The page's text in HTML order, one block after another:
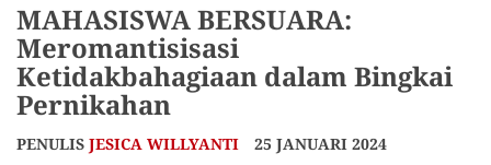
MAHASISWA BERSUARA:
Meromantisisasi
Ketidakbahagiaan dalam Bingkai
Pernikahan
PENULIS JESICA WILLYANTI 25 JANUARI 2024